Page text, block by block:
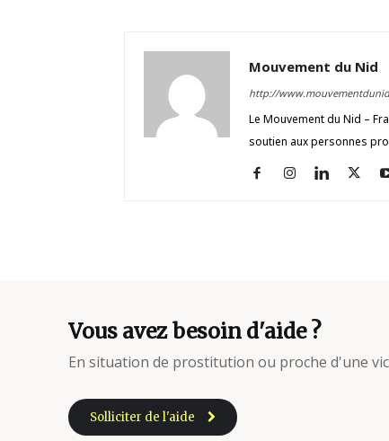
Mouvement du Nid
http://
Le Mouvement du Nid –
soutien aux personnes
Vous avez besoin d'aide ?
En situation de prostitution ou proche d'une
Solliciter de l'aide